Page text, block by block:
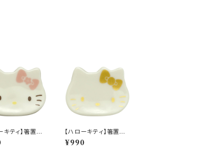
キティ】箸置き
】HK192
【ハローキティ】箸置き
(金)【HK190】HK193
-402
¥990